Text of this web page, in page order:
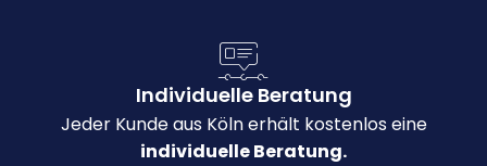
Individuelle Beratung
Jeder Kunde aus Köln erhält kostenlos eine
individuelle Beratung.